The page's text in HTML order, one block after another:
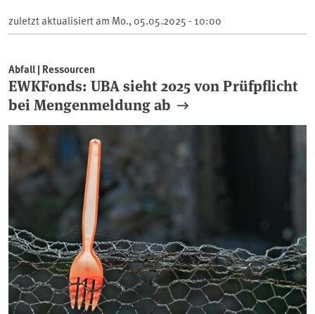
zuletzt aktualisiert am Mo., 05.05.2025 - 10:00
Abfall | Ressourcen
EWKFonds: UBA sieht 2025 von Prüfpflicht
bei Mengenmeldung ab